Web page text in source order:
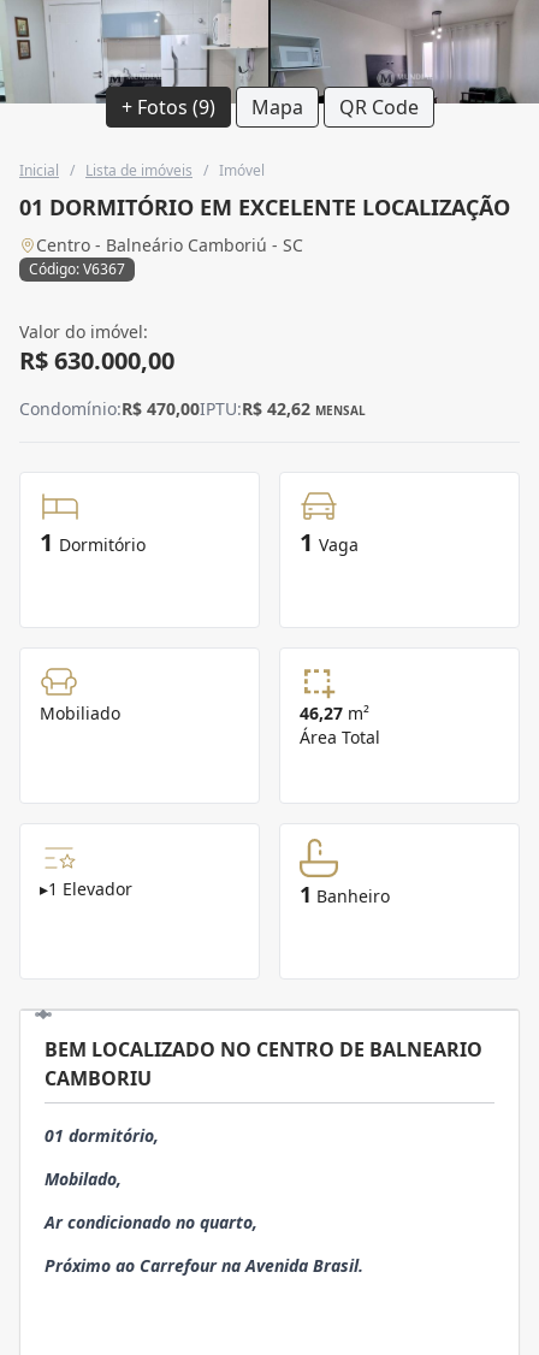
+ Fotos (9) Mapa QR Code
Inicial / Lista de imóveis / Imóvel
01 DORMITÓRIO EM EXCELENTE LOCALIZAÇÃO
Centro - Balneário Camboriú - SC
Código: V6367
Valor do imóvel:
R$ 630.000,00
Condomínio:R$ 470,00IPTU:R$ 42,62 MENSAL
1 Dormitório 1 Vaga
Mobiliado 46,27 m²
Área Total
▸1 Elevador 1 Banheiro
BEM LOCALIZADO NO CENTRO DE BALNEARIO
CAMBORIU
01 dormitório,
Mobilado,
Ar condicionado no quarto,
Próximo ao Carrefour na Avenida Brasil.